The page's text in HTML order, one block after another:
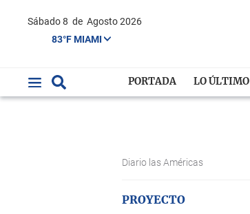
Sábado 8 de Agosto 2026
83°F MIAMI
PORTADA LO ÚLTIMO
Diario las Américas
PROYECTO